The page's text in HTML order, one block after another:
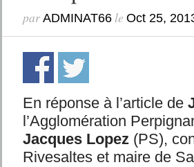
par ADMINAT66le Oct 25,
En réponse à l’article de
l’Agglomération
Jacques Lopez(PS),
Rivesaltes et maire de